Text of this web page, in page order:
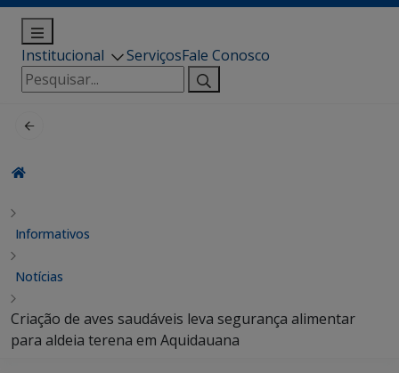
Institucional ServiçosFale Conosco
Pesquisar
por:
Informativos
Notícias
Criação de aves saudáveis leva segurança alimentar
para aldeia terena em Aquidauana